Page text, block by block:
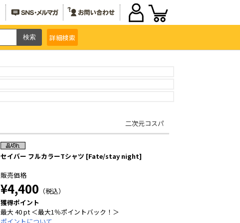
詳細検索
二次元コスパ
セイバー フルカラーTシャツ [Fate/stay night]
販売価格
¥4,400 （税込）
獲得ポイント
最大 40 pt ＜最大1％ポイントバック！＞